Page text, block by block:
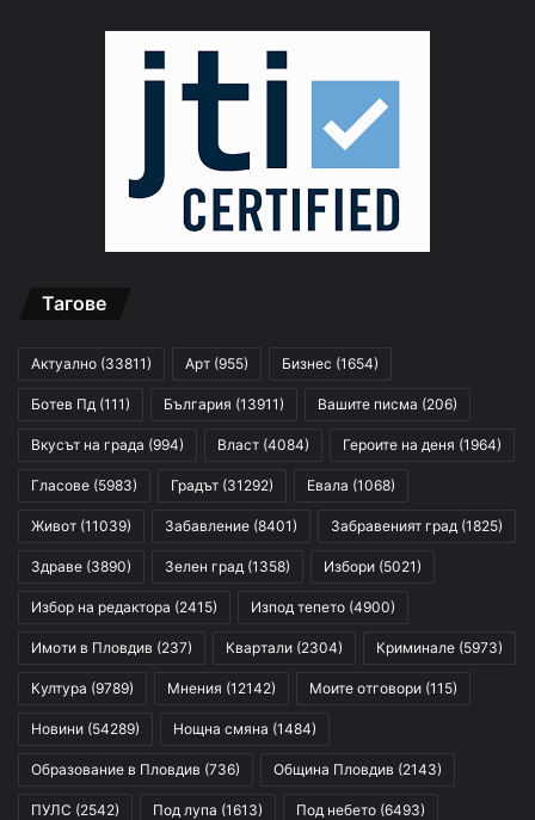
Тагове
Актуално (33811) Арт (955) Бизнес (1654)
Ботев Пд (111) България (13911) Вашите писма (206)
Вкусът на града (994) Власт (4084) Героите на деня (1964)
Гласове (5983) Градът (31292) Евала (1068)
Живот (11039) Забавление (8401) Забравеният град (1825)
Здраве (3890) Зелен град (1358) Избори (5021)
Избор на редактора (2415) Изпод тепето (4900)
Имоти в Пловдив (237) Квартали (2304) Криминале (5973)
Култура (9789) Мнения (12142) Моите отговори (115)
Новини (54289) Нощна смяна (1484)
Образование в Пловдив (736) Община Пловдив (2143)
ПУЛС (2542) Под лупа (1613) Под небето (6493)